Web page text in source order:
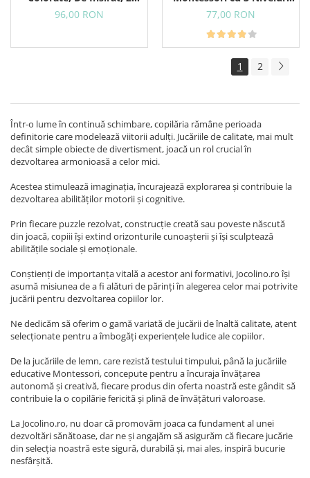
Sireturi Colorate, 24
96,00 RON
Pentru Copii Mici, Animale
Luni
77,00 RON
1 2
Într-o lume în continuă schimbare, copilăria rămâne perioada
definitorie care modelează viitorii adulți. Jucăriile de calitate, mai mult
decât simple obiecte de divertisment, joacă un rol crucial în
dezvoltarea armonioasă a celor mici.
Acestea stimulează imaginația, încurajează explorarea și contribuie la
dezvoltarea abilităților motorii și cognitive.
Prin fiecare puzzle rezolvat, construcție creată sau poveste născută
din joacă, copiii își extind orizonturile cunoașterii și își sculptează
abilitățile sociale și emoționale.
Conștienți de importanța vitală a acestor ani formativi, Jocolino.ro își
asumă misiunea de a fi alături de părinți în alegerea celor mai potrivite
jucării pentru dezvoltarea copiilor lor.
Ne dedicăm să oferim o gamă variată de jucării de înaltă calitate, atent
selecționate pentru a îmbogăți experiențele ludice ale copiilor.
De la jucăriile de lemn, care rezistă testului timpului, până la jucăriile
educative Montessori, concepute pentru a încuraja învățarea
autonomă și creativă, fiecare produs din oferta noastră este gândit să
contribuie la o copilărie fericită și plină de învățături valoroase.
La Jocolino.ro, nu doar că promovăm joaca ca fundament al unei
dezvoltări sănătoase, dar ne și angajăm să asigurăm că fiecare jucărie
din selecția noastră este sigură, durabilă și, mai ales, inspiră bucurie
nesfârșită.